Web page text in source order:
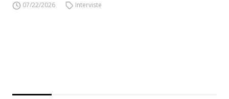
07/22/2026 Interviste